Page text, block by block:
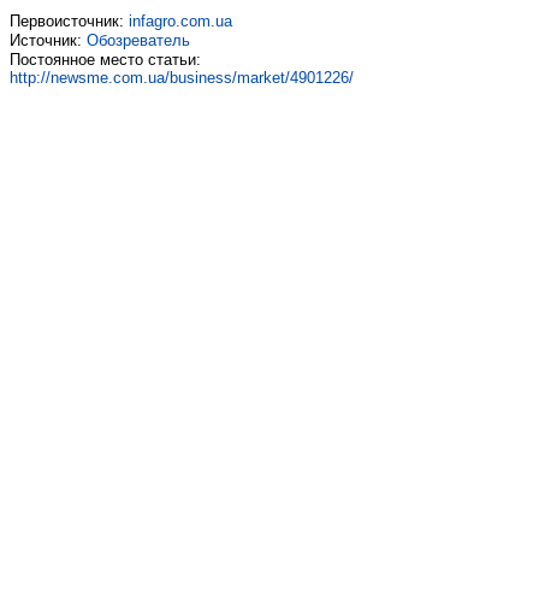
Первоисточник: infagro.com.ua
Источник: Обозреватель
Постоянное место статьи:
http://newsme.com.ua/business/market/4901226/